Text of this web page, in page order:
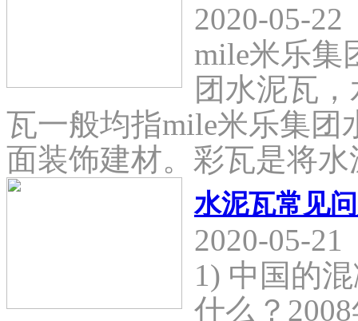
2020-05-22
mile米乐集
团水泥瓦
瓦一般均指mile米乐集团
面装饰建材。彩瓦是将
水泥瓦常见
2020-05-21
1) 中国的
什么？